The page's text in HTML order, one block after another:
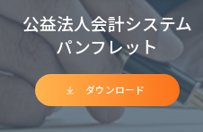
公益法人会計システム
パンフレット
ダウンロード